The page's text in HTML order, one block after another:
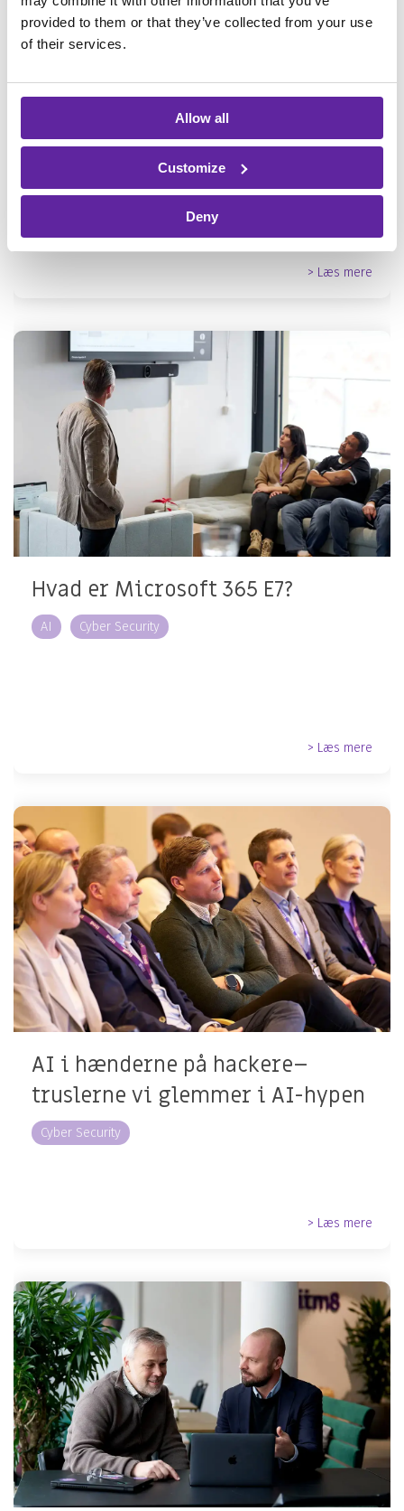
provided to them or that they’ve collected from your use
of their services.
Allow all
Customize
Deny
Skal jeg vælge Microsoft 365 E7,
E5+Copilot eller E3+Copilot?
> Læs mere
Hvad er Microsoft 365 E7?
AI Cyber Security
> Læs mere
AI i hænderne på hackere–
truslerne vi glemmer i AI-hypen
Cyber Security
> Læs mere